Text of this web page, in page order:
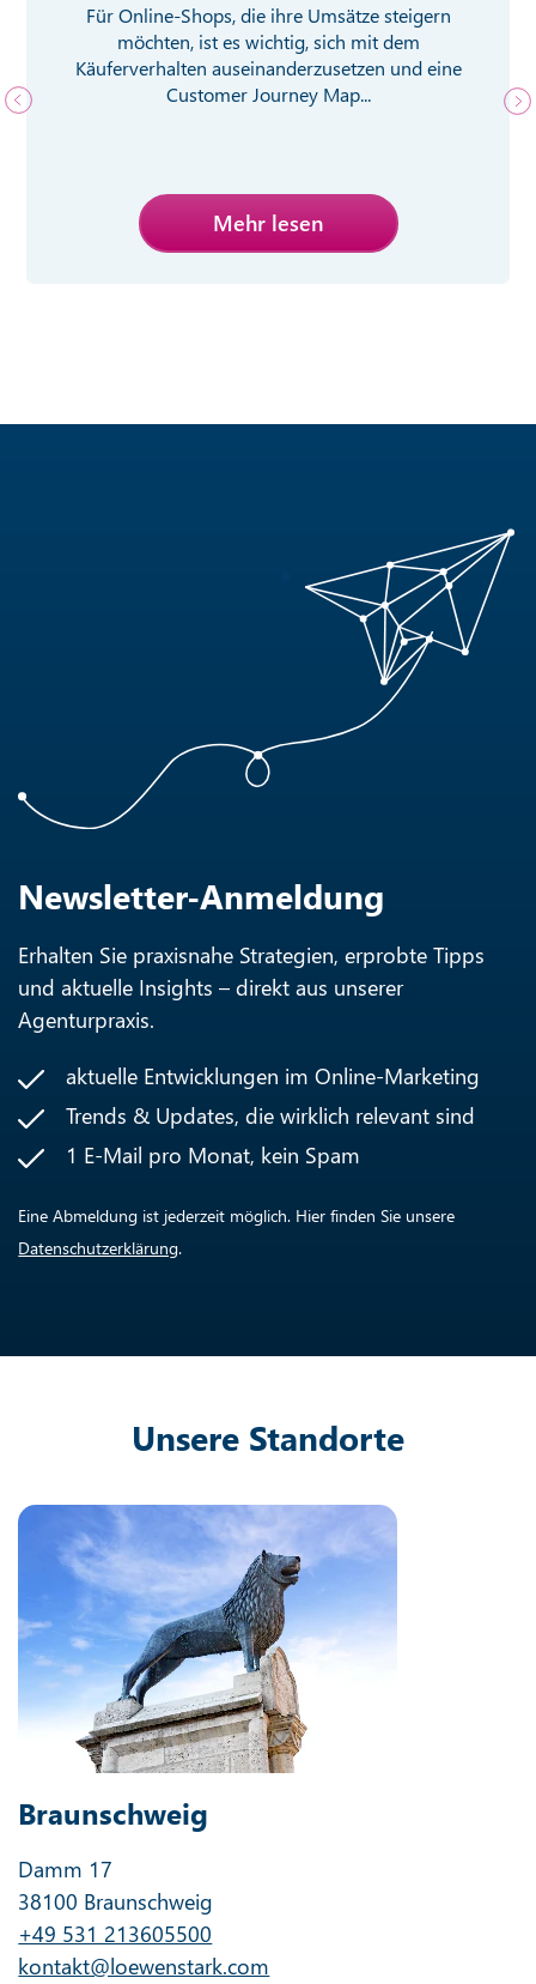
Für Online-Shops, die ihre Umsätze steigern
möchten, ist es wichtig, sich mit dem
Käuferverhalten auseinanderzusetzen und eine
Customer Journey Map...
Mehr lesen
Newsletter-Anmeldung
Erhalten Sie praxisnahe Strategien, erprobte Tipps
und aktuelle Insights – direkt aus unserer
Agenturpraxis.
aktuelle Entwicklungen im Online-Marketing
Trends & Updates, die wirklich relevant sind
1 E-Mail pro Monat, kein Spam
Eine Abmeldung ist jederzeit möglich. Hier finden Sie unsere
Datenschutzerklärung.
Unsere Standorte
Braunschweig
Damm 17
38100 Braunschweig
+49 531 213605500
kontakt@loewenstark.com